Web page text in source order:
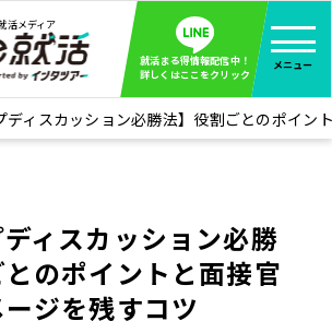
活メディア
就活まる得情報配信中！
詳しくはここをクリック
メニュー
ウ 全て見る
え！特捜部
い企業の裏側を徹底調査！
ー活動レポ 全て見る
使ってどうだった？OBOG成功談
ディスカッション必勝法】役割ごとのポイ
ディスカッション必勝
のポイントと面接官
ジを残すコツ